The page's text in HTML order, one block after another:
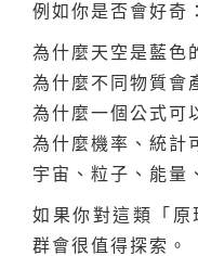
例如你是否會好奇：
為什麼天空是藍色
為什麼不同物質會
為什麼一個公式可
為什麼機率、統計
宇宙、粒子、能量
如果你對這類「
群會很值得探索。